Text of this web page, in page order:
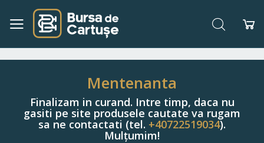
Navigați
Conținut
Căutare
Mentenanta
Finalizam in curand. Intre timp, daca nu
gasiti pe site produsele cautate va rugam
sa ne contactati (tel. +40722519034).
Mulțumim!